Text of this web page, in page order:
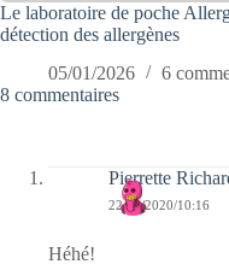
Le laboratoire de poche
détection des allergènes
05/01/2026
6
8 commentaires
Pierrette
22/08/2020/10:16
Héhé!